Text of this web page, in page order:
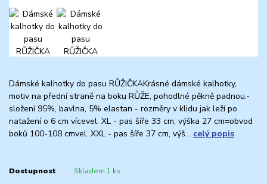
Dámské kalhotky do pasu RŮŽIČKAKrásné dámské kalhotky,
motiv na přední straně na boku RŮŽE, pohodlné pěkně padnou.-
složení 95%, bavlna, 5% elastan - rozměry v klidu jak leží po
natažení o 6 cm vícevel. XL - pas šíře 33 cm, výška 27 cm=obvod
boků 100-108 cmvel. XXL - pas šíře 37 cm, výš... celý popis
Dostupnost Skladem 1 ks